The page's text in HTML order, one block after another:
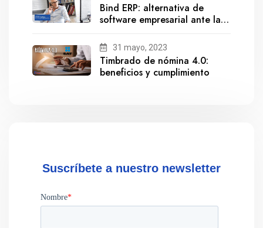
Bind ERP: alternativa de
software empresarial ante la
31 mayo, 2023
Timbrado de nómina 4.0:
beneficios y cumplimiento
Suscríbete a nuestro newsletter